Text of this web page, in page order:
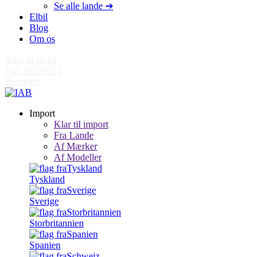
Se alle lande ➔
Elbil
Blog
Om os
Import
Klar til import
Fra Lande
Af Mærker
Af Modeller
Tyskland
Sverige
Storbritannien
Spanien